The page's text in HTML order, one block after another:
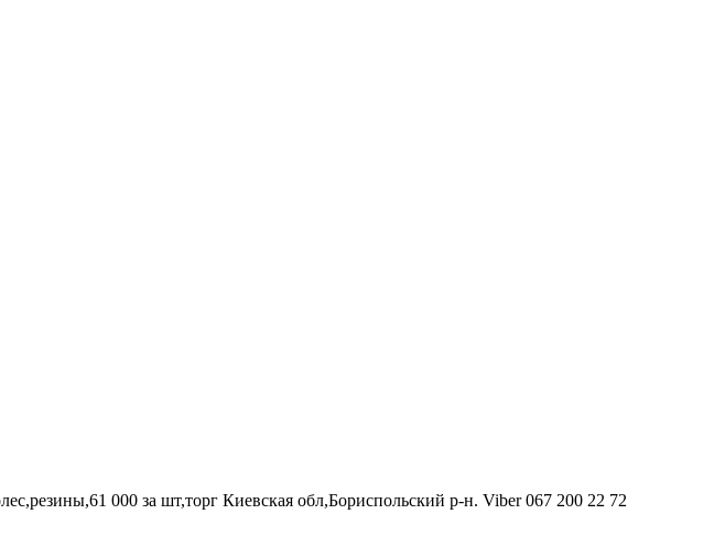
000 за шт,торг Киевская обл,Бориспольский р-н. Viber 067 200 22 72